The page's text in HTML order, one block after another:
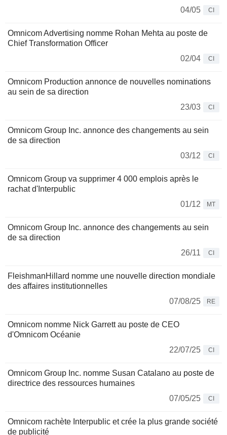
04/05
CI
Omnicom Advertising nomme Rohan Mehta au poste de
Chief Transformation Officer
02/04
CI
Omnicom Production annonce de nouvelles nominations
au sein de sa direction
23/03
CI
Omnicom Group Inc. annonce des changements au sein
de sa direction
03/12
CI
Omnicom Group va supprimer 4 000 emplois après le
rachat d'Interpublic
01/12
MT
Omnicom Group Inc. annonce des changements au sein
de sa direction
26/11
CI
FleishmanHillard nomme une nouvelle direction mondiale
des affaires institutionnelles
07/08/25
RE
Omnicom nomme Nick Garrett au poste de CEO
d'Omnicom Océanie
22/07/25
CI
Omnicom Group Inc. nomme Susan Catalano au poste de
directrice des ressources humaines
07/05/25
CI
Omnicom rachète Interpublic et crée la plus grande société
de publicité